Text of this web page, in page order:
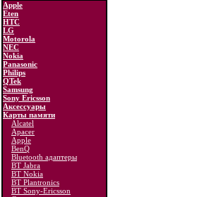
Apple
Eten
HTC
LG
Motorola
NEC
Nokia
Panasonic
Philips
QTek
Samsung
Sony Ericsson
Аксессуары
Карты памяти
Alcatel
Apacer
Apple
BenQ
Bluetooth адаптеры
BT Jabra
BT Nokia
BT Plantronics
BT Sony-Ericsson